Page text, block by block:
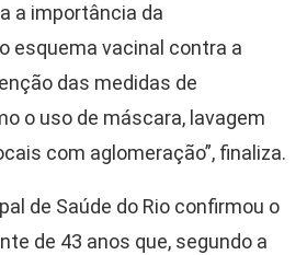
a importância da
esquema vacinal contra a
das medidas de
o uso de máscara, lavagem
com aglomeração”, finaliza.
de Saúde do Rio confirmou o
de 43 anos que, segundo a